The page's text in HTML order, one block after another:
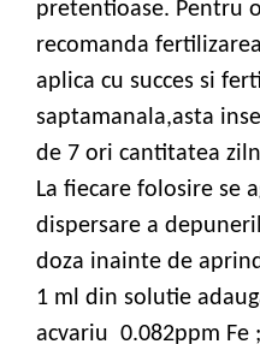
pretentioase. Pentru
recomanda
aplica cu succes si
saptamanala,asta
de 7 ori cantitatea
La fiecare folosire se
dispersare a
doza inainte de
1 ml din solutie
acvariu 0.082ppm Fe